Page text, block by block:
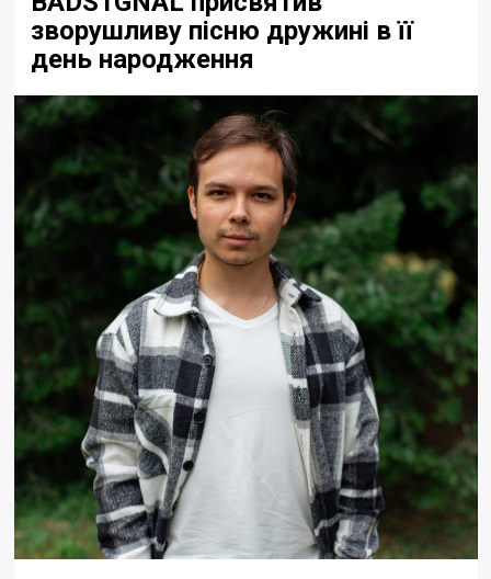
зворушливу пісню дружині в її
день народження